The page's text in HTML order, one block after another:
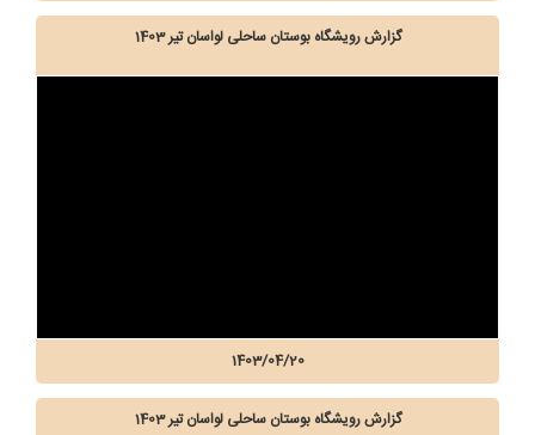
گزارش رویشگاه بوستان ساحلی لواسان تیر 1403
1403/04/20
گزارش رویشگاه بوستان ساحلی لواسان تیر 1403